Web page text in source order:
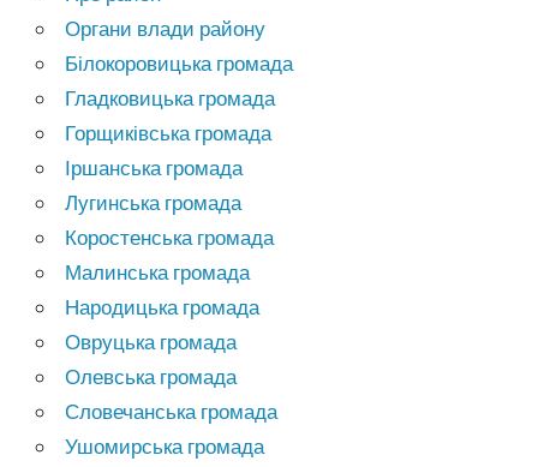
Органи влади району
Білокоровицька громада
Гладковицька громада
Горщиківська громада
Іршанська громада
Лугинська громада
Коростенська громада
Малинська громада
Народицька громада
Овруцька громада
Олевська громада
Словечанська громада
Ушомирська громада